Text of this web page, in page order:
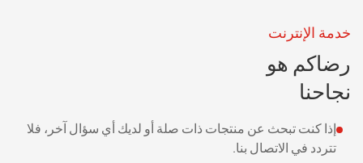
خدمة الإنترنت
رضاكم هو
نجاحنا
إذا كنت تبحث عن منتجات ذات صلة أو لديك أي سؤال آخر، فلا
تتردد في الاتصال بنا.